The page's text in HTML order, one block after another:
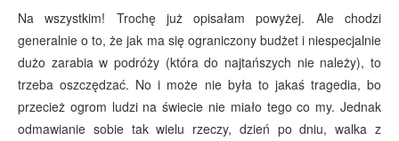
Na wszystkim! Trochę już opisałam powyżej. Ale chodzi
generalnie o to, że jak ma się ograniczony budżet i niespecjalnie
dużo zarabia w podróży (która do najtańszych nie należy), to
trzeba oszczędzać. No i może nie była to jakaś tragedia, bo
przecież ogrom ludzi na świecie nie miało tego co my. Jednak
odmawianie sobie tak wielu rzeczy, dzień po dniu, walka z